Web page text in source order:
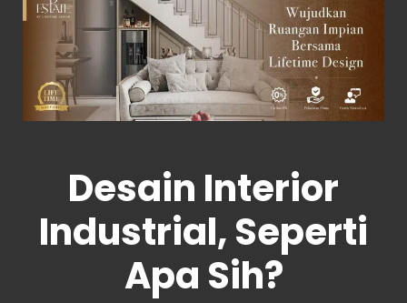
Desain Interior
Industrial, Seperti
Apa Sih?